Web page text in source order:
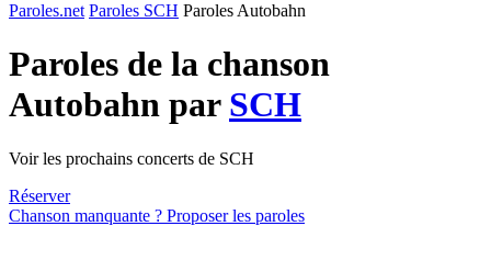
Paroles.net Paroles SCH Paroles Autobahn
Paroles de la chanson
Autobahn par SCH
Voir les prochains concerts de SCH
Réserver
Chanson manquante ? Proposer les paroles